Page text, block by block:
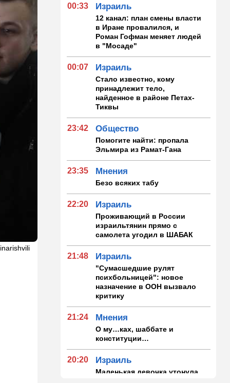
00:33 Израиль
12 канал: план смены власти
в Иране провалился, и
Роман Гофман меняет людей
в "Мосаде"
00:07 Израиль
Стало известно, кому
принадлежит тело,
найденное в районе Петах-
Тиквы
23:42 Общество
Помогите найти: пропала
Эльмира из Рамат-Гана
23:35 Мнения
Безо всяких табу
22:20 Израиль
Проживающий в России
израильтянин прямо с
самолета угодил в ШАБАК
21:48 Израиль
"Сумасшедшие рулят
психбольницей": новое
назначение в ООН вызвало
критику
21:24 Мнения
О му…ках, шаббате и
конституции…
20:20 Израиль
Маленькая девочка утонула